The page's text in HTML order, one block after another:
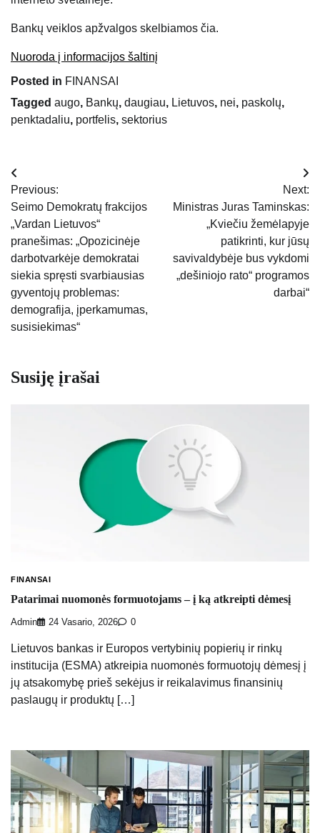
Bankų veiklos apžvalgos skelbiamos čia.
Nuoroda į informacijos šaltinį
Posted in FINANSAI
Tagged augo, Bankų, daugiau, Lietuvos, nei, paskolų,
penktadaliu, portfelis, sektorius
Navigacija
tarp
įrašų
Previous:
Seimo Demokratų frakcijos
„Vardan Lietuvos“
pranešimas: „Opozicinėje
darbotvarkėje demokratai
siekia spręsti svarbiausias
gyventojų problemas:
demografija, įperkamumas,
susisiekimas“
Next:
Ministras Juras Taminskas:
„Kviečiu žemėlapyje
patikrinti, kur jūsų
savivaldybėje bus vykdomi
„dešiniojo rato“ programos
darbai“
Susiję įrašai
FINANSAI
Patarimai nuomonės formuotojams – į ką atkreipti dėmesį
Admin 24 Vasario, 2026 0
Lietuvos bankas ir Europos vertybinių popierių ir rinkų
institucija (ESMA) atkreipia nuomonės formuotojų dėmesį į
jų atsakomybę prieš sekėjus ir reikalavimus finansinių
paslaugų ir produktų […]